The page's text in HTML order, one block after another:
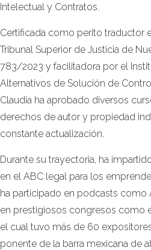
Intelectual y Contratos.
Certificada como perito traductor
Tribunal Superior de Justicia de
783/2023 y facilitadora por el
Alternativos de Solución de
Claudia ha aprobado diversos
derechos de autor y propiedad
constante actualización.
Durante su trayectoria, ha
en el ABC legal para los
ha participado en podcasts como
en prestigiosos congresos como
el cual tuvo más de 60
ponente de la barra mexicana de